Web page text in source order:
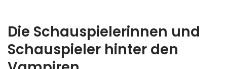
Die Schauspielerinnen und
Schauspieler hinter den